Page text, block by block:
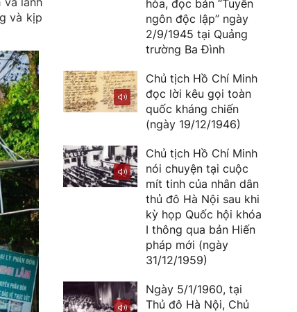
và kịp
hòa, đọc bản “Tuyên
ngôn độc lập” ngày
2/9/1945 tại Quảng
trường Ba Đình
Chủ tịch Hồ Chí Minh
đọc lời kêu gọi toàn
quốc kháng chiến
(ngày 19/12/1946)
Chủ tịch Hồ Chí Minh
nói chuyện tại cuộc
mít tinh của nhân dân
thủ đô Hà Nội sau khi
kỳ họp Quốc hội khóa
I thông qua bản Hiến
pháp mới (ngày
31/12/1959)
Ngày 5/1/1960, tại
Thủ đô Hà Nội, Chủ